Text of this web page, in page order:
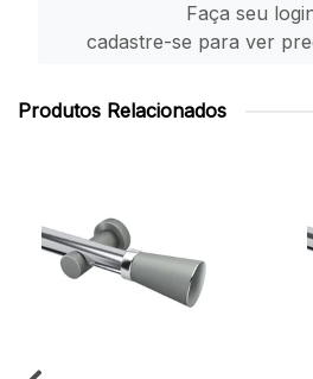
Faça seu
cadastre-se para ver
Produtos Relacionados